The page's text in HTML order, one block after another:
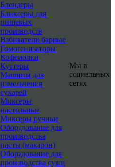
Блендеры
Бликсеры для
пищевых
производств
Взбиватели барные
Гомогенизаторы
Кофемолки
Куттеры
Машины для
измельчения
сухарей
Миксеры
настольные
Миксеры ручные
Оборудование для
производства
пасты (макарон)
Оборудование для
производства суши
Мы в
социальных
сетях